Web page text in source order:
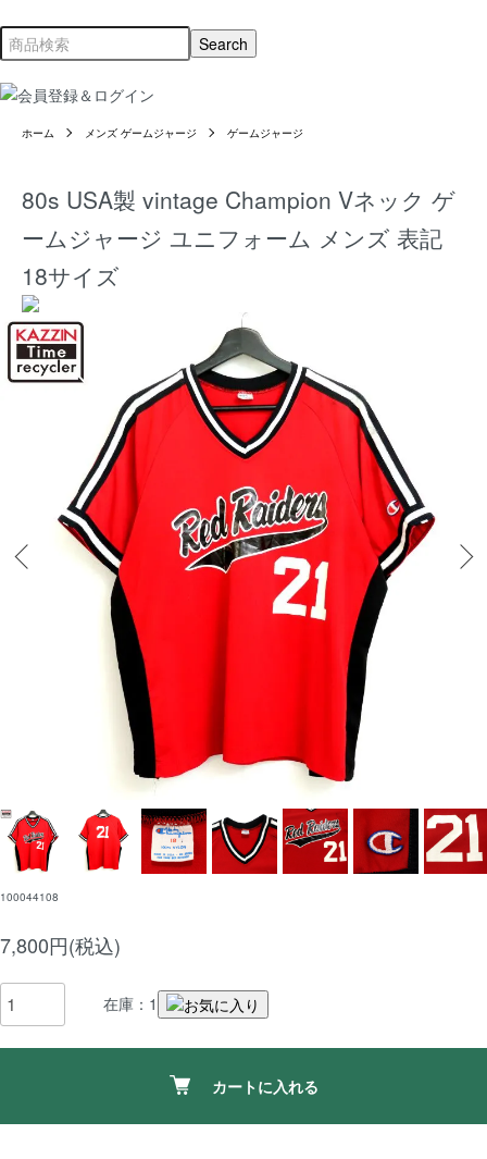
ホーム メンズ ゲームジャージ ゲームジャージ
80s USA製 vintage Champion Vネック ゲ
ームジャージ ユニフォーム メンズ 表記
18サイズ
100044108
7,800円(税込)
在庫：1
カートに入れる